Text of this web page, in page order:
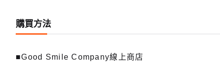
購買方法
■Good Smile Company線上商店